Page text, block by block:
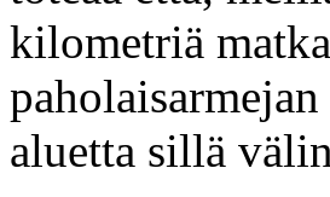
kilometriä
aluetta sillä